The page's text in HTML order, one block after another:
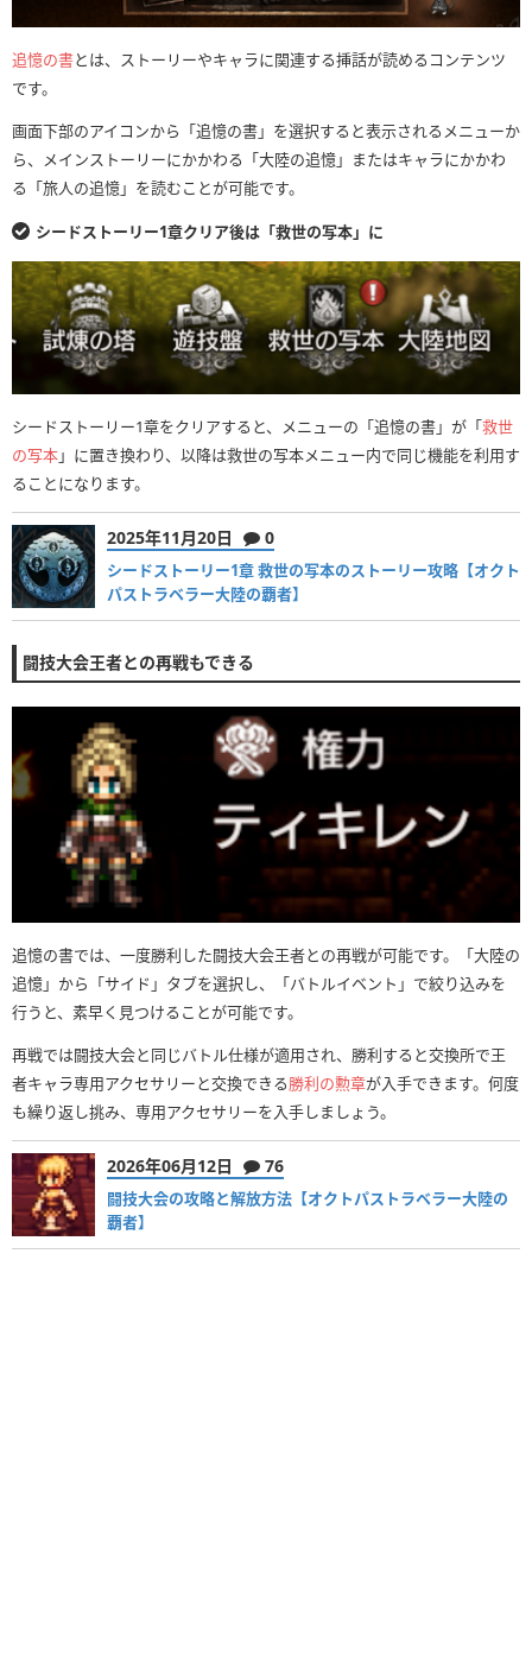
追憶の書とは、ストーリーやキャラに関連する挿話が読めるコンテンツ
です。
画面下部のアイコンから「追憶の書」を選択すると表示されるメニューか
ら、メインストーリーにかかわる「大陸の追憶」またはキャラにかかわ
る「旅人の追憶」を読むことが可能です。
シードストーリー1章クリア後は「救世の写本」に
シードストーリー1章をクリアすると、メニューの「追憶の書」が「救世
の写本」に置き換わり、以降は救世の写本メニュー内で同じ機能を利用す
ることになります。
2025年11月20日 0
シードストーリー1章 救世の写本のストーリー攻略【オクト
パストラベラー大陸の覇者】
闘技大会王者との再戦もできる
追憶の書では、一度勝利した闘技大会王者との再戦が可能です。「大陸の
追憶」から「サイド」タブを選択し、「バトルイベント」で絞り込みを
行うと、素早く見つけることが可能です。
再戦では闘技大会と同じバトル仕様が適用され、勝利すると交換所で王
者キャラ専用アクセサリーと交換できる勝利の勲章が入手できます。何度
も繰り返し挑み、専用アクセサリーを入手しましょう。
2026年06月12日 76
闘技大会の攻略と解放方法【オクトパストラベラー大陸の
覇者】